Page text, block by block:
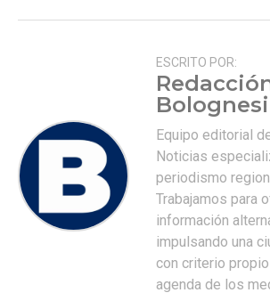
ESCRITO POR:
Equipo editorial
Noticias
periodismo
Trabajamos para
información
impulsando una
con criterio
agenda de los